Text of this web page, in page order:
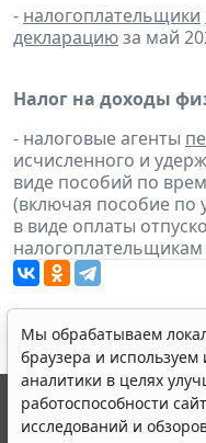
- налогоплательщики
декларациюза май
Налог на доходы
- налоговые агенты
исчисленного и
виде пособий по
(включая пособие по
в виде оплаты
налогоплательщикам
Мы обрабатываем
браузера и используем
аналитики в целях
работоспособности
исследований и
© ООО "НПП "ГАРАНТ-